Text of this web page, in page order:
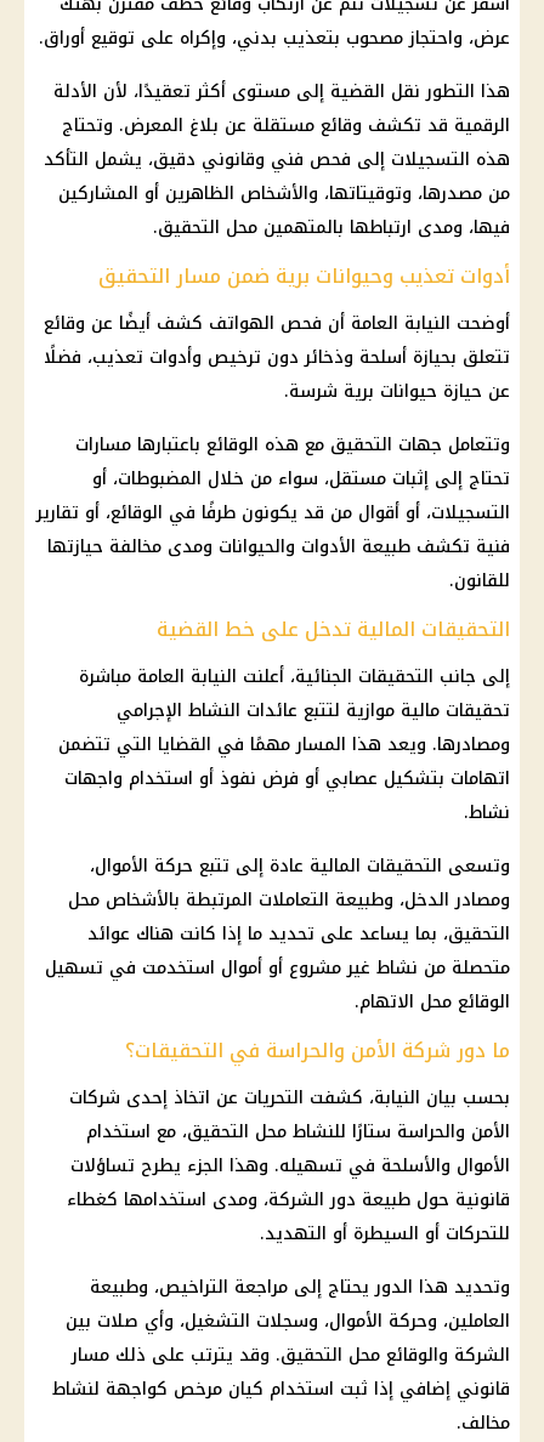
عرض، واحتجاز مصحوب بتعذيب بدني، وإكراه على توقيع أوراق.
هذا التطور نقل القضية إلى مستوى أكثر تعقيدًا، لأن الأدلة
الرقمية قد تكشف وقائع مستقلة عن بلاغ المعرض. وتحتاج
هذه التسجيلات إلى فحص فني وقانوني دقيق، يشمل التأكد
من مصدرها، وتوقيتاتها، والأشخاص الظاهرين أو المشاركين
فيها، ومدى ارتباطها بالمتهمين محل التحقيق.
أدوات تعذيب وحيوانات برية ضمن مسار التحقيق
أوضحت النيابة العامة أن فحص الهواتف كشف أيضًا عن وقائع
تتعلق بحيازة أسلحة وذخائر دون ترخيص وأدوات تعذيب، فضلًا
عن حيازة حيوانات برية شرسة.
وتتعامل جهات التحقيق مع هذه الوقائع باعتبارها مسارات
تحتاج إلى إثبات مستقل، سواء من خلال المضبوطات، أو
التسجيلات، أو أقوال من قد يكونون طرفًا في الوقائع، أو تقارير
فنية تكشف طبيعة الأدوات والحيوانات ومدى مخالفة حيازتها
للقانون.
التحقيقات المالية تدخل على خط القضية
إلى جانب التحقيقات الجنائية، أعلنت النيابة العامة مباشرة
تحقيقات مالية موازية لتتبع عائدات النشاط الإجرامي
ومصادرها. ويعد هذا المسار مهمًا في القضايا التي تتضمن
اتهامات بتشكيل عصابي أو فرض نفوذ أو استخدام واجهات
نشاط.
وتسعى التحقيقات المالية عادة إلى تتبع حركة الأموال،
ومصادر الدخل، وطبيعة التعاملات المرتبطة بالأشخاص محل
التحقيق، بما يساعد على تحديد ما إذا كانت هناك عوائد
متحصلة من نشاط غير مشروع أو أموال استخدمت في تسهيل
الوقائع محل الاتهام.
ما دور شركة الأمن والحراسة في التحقيقات؟
بحسب بيان النيابة، كشفت التحريات عن اتخاذ إحدى شركات
الأمن والحراسة ستارًا للنشاط محل التحقيق، مع استخدام
الأموال والأسلحة في تسهيله. وهذا الجزء يطرح تساؤلات
قانونية حول طبيعة دور الشركة، ومدى استخدامها كغطاء
للتحركات أو السيطرة أو التهديد.
وتحديد هذا الدور يحتاج إلى مراجعة التراخيص، وطبيعة
العاملين، وحركة الأموال، وسجلات التشغيل، وأي صلات بين
الشركة والوقائع محل التحقيق. وقد يترتب على ذلك مسار
قانوني إضافي إذا ثبت استخدام كيان مرخص كواجهة لنشاط
مخالف.